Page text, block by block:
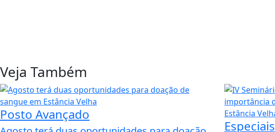
Veja Também
Posto Avançado
Especiais